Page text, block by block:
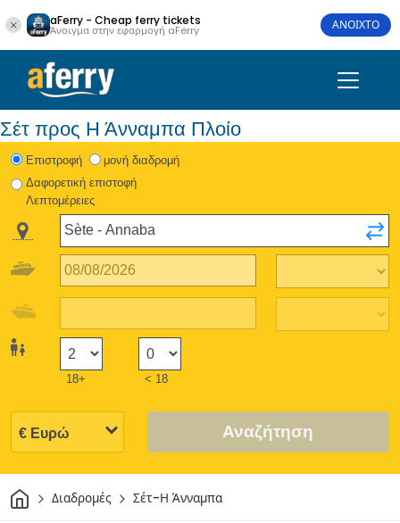
aFerry - Cheap ferry tickets
Άνοιγμα στην εφαρμογή aFerry ΑΝΟΙΧΤΟ
Σέτ προς Η Άνναμπα Πλοίο
Eπιστροφή
μονή διαδρομή
Δαφορετική επιστοφή
Λεπτομέρειες
18+ < 18
Αναζήτηση
ΣπίτιΔιαδρομές Σέτ-Η Άνναμπα